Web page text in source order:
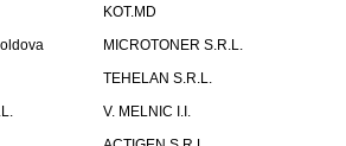
KOT.MD
MICROTONER S.R.L.
TEHELAN S.R.L.
V. MELNIC I.I.